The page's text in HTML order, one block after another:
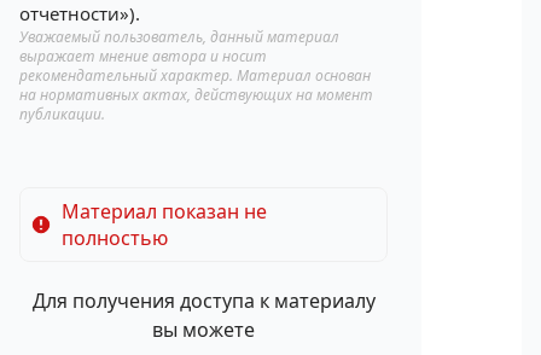
отчетности»).
Уважаемый пользователь, данный материал
выражает мнение автора и носит
рекомендательный характер. Материал основан
на нормативных актах, действующих на момент
публикации.
Материал показан не
полностью
Для получения доступа к материалу
вы можете